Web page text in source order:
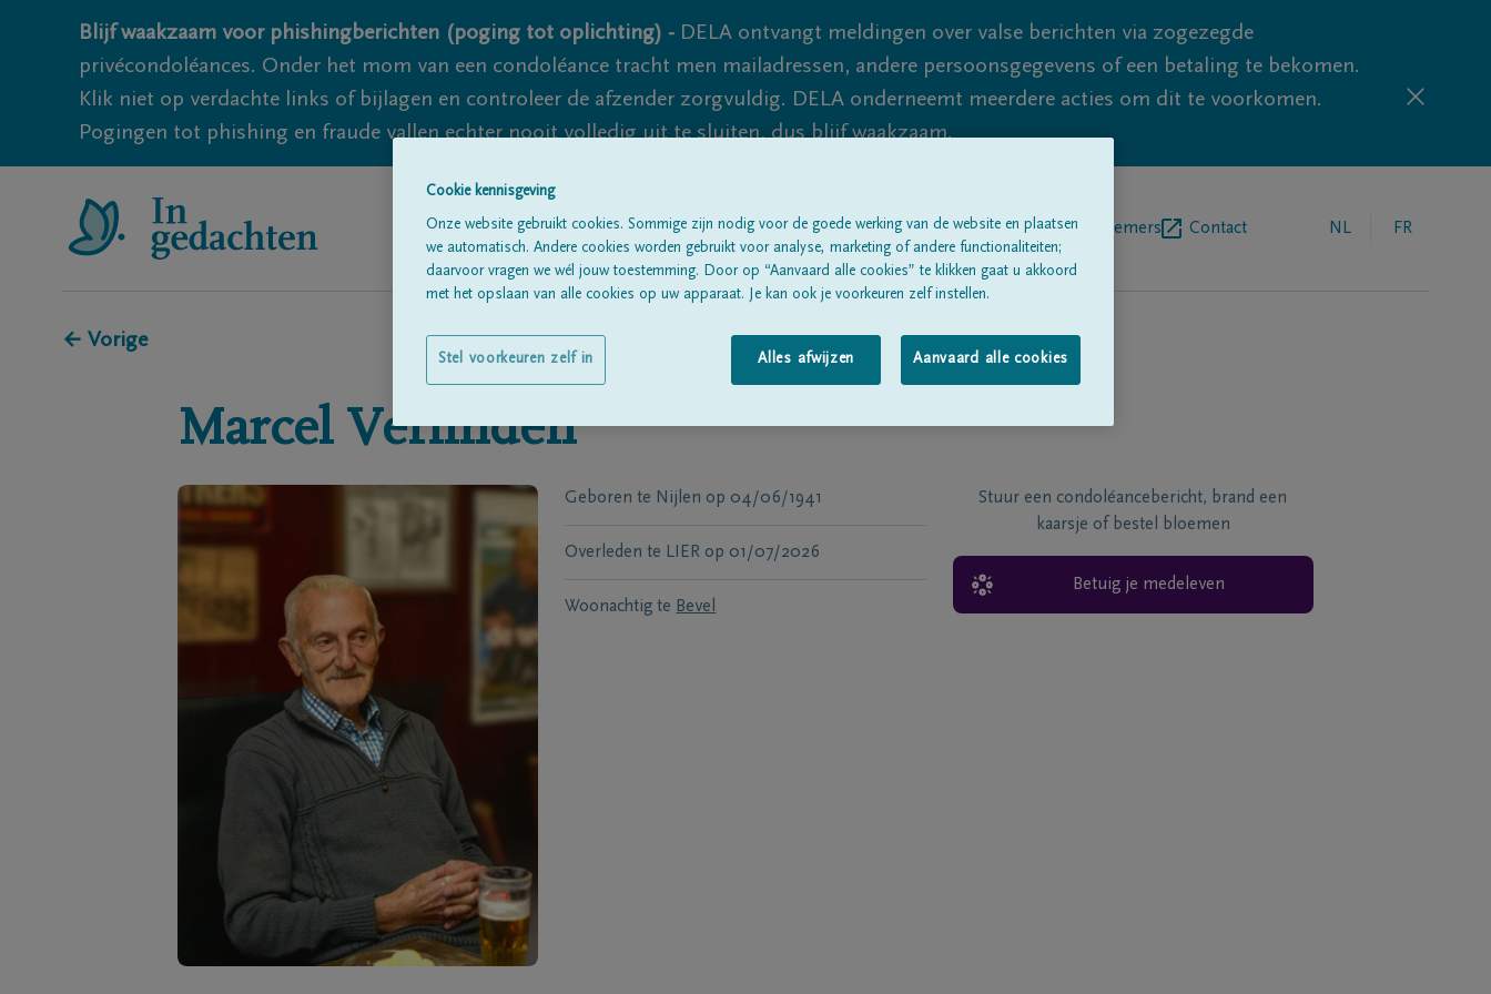
Blijf waakzaam voor phishingberichten (poging tot oplichting) - DELA ontvangt meldingen over valse berichten via zogezegde
privécondoléances. Onder het mom van een condoléance tracht men mailadressen, andere persoonsgegevens of een betaling te bekomen.
Klik niet op verdachte links of bijlagen en controleer de afzender zorgvuldig. DELA onderneemt meerdere acties om dit te voorkomen.
Pogingen tot phishing en fraude vallen echter nooit volledig uit te sluiten, dus blijf waakzaam.
Alle rouwberichtenOver onsBegrafenisondernemers Contact NL FR
← Vorige
Marcel Verlinden
Geboren te Nijlen op 04/06/1941
Overleden te LIER op 01/07/2026
Woonachtig te Bevel
Stuur een condoléancebericht, brand een
kaarsje of bestel bloemen
Betuig je medeleven
Cookie kennisgeving
Onze website gebruikt cookies. Sommige zijn nodig voor de goede werking van de website en plaatsen
we automatisch. Andere cookies worden gebruikt voor analyse, marketing of andere functionaliteiten;
daarvoor vragen we wél jouw toestemming. Door op “Aanvaard alle cookies” te klikken gaat u akkoord
met het opslaan van alle cookies op uw apparaat. Je kan ook je voorkeuren zelf instellen.
Alles afwijzen Aanvaard alle cookies
Stel voorkeuren zelf in